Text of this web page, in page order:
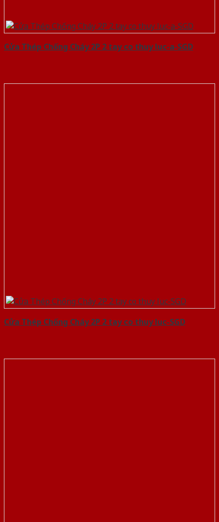
Cửa Thép Chống Cháy 2P 2 tay co thuy luc-a-SGD
Cửa Thép Chống Cháy 2P 2 tay co thuy luc-SGD